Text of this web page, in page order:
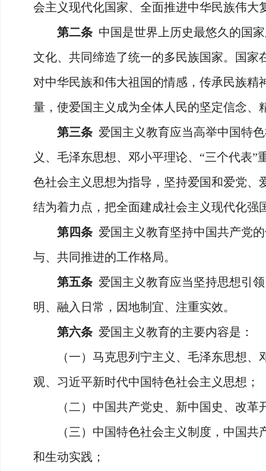
会主义现代化国家、全面推进中华民族伟
第二条 中国是世界上历史最悠久的国
文化、共同缔造了统一的多民族国家。国
对中华民族和伟大祖国的情感，传承民族
量，使爱国主义成为全体人民的坚定信念、
第三条 爱国主义教育应当高举中国特
义、毛泽东思想、邓小平理论、“三个代表
色社会主义思想为指导，坚持爱国和爱党
结为着力点，把全面建成社会主义现代化
第四条 爱国主义教育坚持中国共产党
与、共同推进的工作格局。
第五条 爱国主义教育应当坚持思想引
明、融入日常，因地制宜、注重实效。
第六条 爱国主义教育的主要内容是：
（一）马克思列宁主义、毛泽东思想、
观、习近平新时代中国特色社会主义思想；
（二）中国共产党史、新中国史、改革
（三）中国特色社会主义制度，中国共
和生动实践；